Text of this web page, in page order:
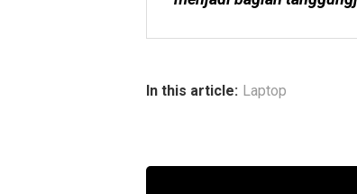
In this article: Laptop